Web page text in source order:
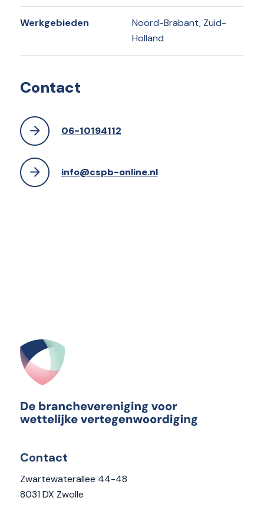
Werkgebieden
Noord-Brabant, Zuid-
Holland
Contact
06-10194112
info@cspb-online.nl
Contact
Zwartewaterallee 44-48
8031 DX Zwolle